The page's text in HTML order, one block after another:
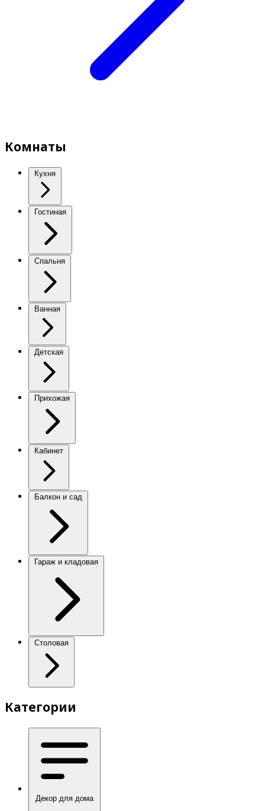
Комнаты
Кухня
Гостиная
Спальня
Ванная
Детская
Прихожая
Кабинет
Балкон и сад
Гараж и кладовая
Столовая
Категории
Декор для дома